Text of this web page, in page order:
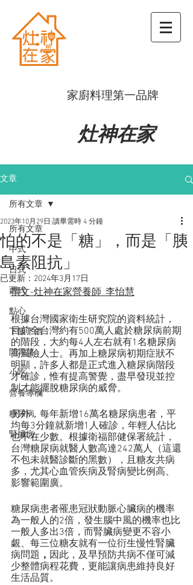
​家廚料理第一品牌
灶神在家
文章
所有文章
中式
日式
西式
點心
下飯下酒
開胃菜
小吃
營養專欄
糖尿病
腎臟病
所有文章
怕的不是「糖」，而是「胰
島素阻抗」
2023年10月29日 讀畢需時 4 分鐘
已更新： 2024年3月17日
撰文-灶神在家營養師_李怡慧
根據台灣國家衛生研究院的資料統計，
目前全台灣約有500萬人處於糖尿病前期
的階段，大約每4人左右就有1名糖尿病
高風險人士。再加上糖尿病初期症狀不
明顯，許多人都是正式進入糖尿病階段
才確診，惟有提高警覺，盡早發現並控
制才能擺脫糖尿病的威脅。
另外，每年新增16萬名糖尿病患者，平
均每3分鐘就新增1人確診，年輕人佔比
也不在少數。根據衛福部健保署統計，
台灣糖尿病就醫人數高達242萬人（這還
不包未就醫診斷的黑數），且糖友共病
多，尤其心血管疾病及腎病變比例高、
影響範圍廣。
糖尿病患者罹患冠狀動脈心臟病的機率
為一般人的2倍，發生腦中風的機率也比
一般人多出3倍，而腎臟病變更不容小
覷、每三位糖友就有一位衍生慢性腎臟
病問題 ， 因此，及早預防共病不僅可減
少整體病程花費，更能讓病患維持良好
生活品質。